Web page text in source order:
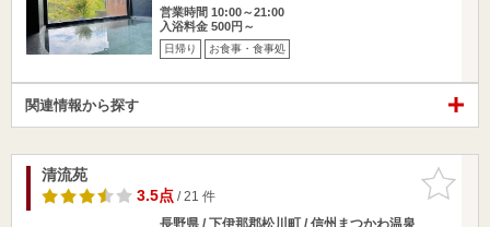
営業時間 10:00～21:00
入浴料金 500円～
日帰り お食事・食事処
関連情報から探す
お気に入
りに追加
清流苑
3.5点/ 21 件
長野県 / 下伊那郡松川町 / 信州まつかわ温泉